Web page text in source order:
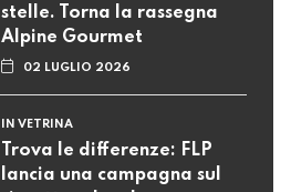
stelle. Torna la rassegna
Alpine Gourmet
02 LUGLIO 2026
IN VETRINA
Trova le differenze: FLP
lancia una campagna sul